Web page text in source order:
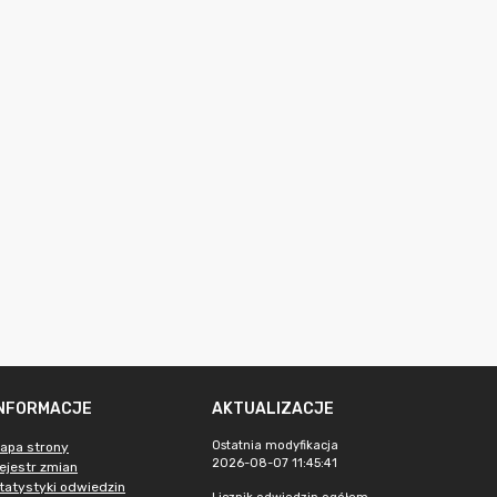
strony
zmian
odwiedzin
AKTUALIZACJE
Ostatnia modyfikacja
2026-08-07 11:45:41